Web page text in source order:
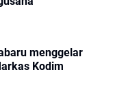
menggelar
Kodim